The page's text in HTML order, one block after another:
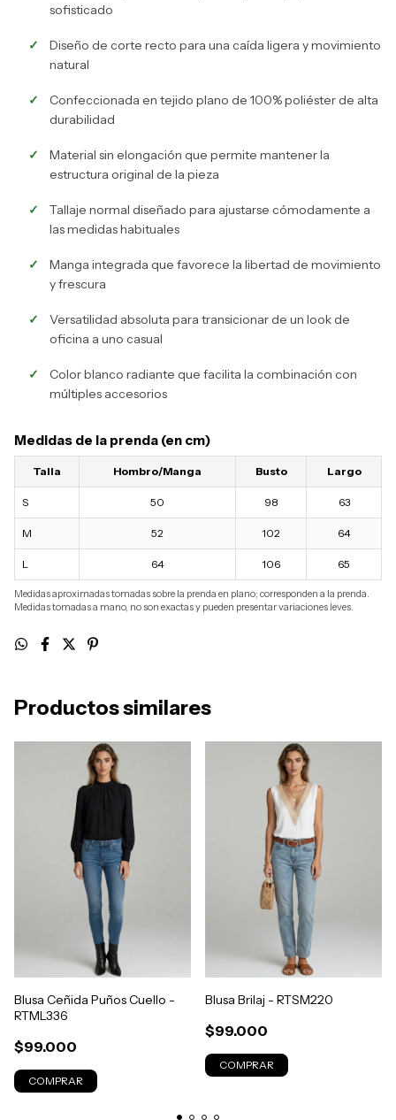
sofisticado
Diseño de corte recto para una caída ligera y movimiento
natural
Confeccionada en tejido plano de 100% poliéster de alta
durabilidad
Material sin elongación que permite mantener la
estructura original de la pieza
Tallaje normal diseñado para ajustarse cómodamente a
las medidas habituales
Manga integrada que favorece la libertad de movimiento
y frescura
Versatilidad absoluta para transicionar de un look de
oficina a uno casual
Color blanco radiante que facilita la combinación con
múltiples accesorios
Medidas de la prenda (en cm)
Talla Hombro/Manga Busto Largo
S 50 98 63
M 52 102 64
L 64 106 65
Medidas aproximadas tomadas sobre la prenda en plano; corresponden a la prenda.
Medidas tomadas a mano, no son exactas y pueden presentar variaciones leves.
Productos similares
Blusa Ceñida Puños Cuello -
RTML336
$99.000
COMPRAR
Blusa Brilaj - RTSM220
$99.000
COMPRAR